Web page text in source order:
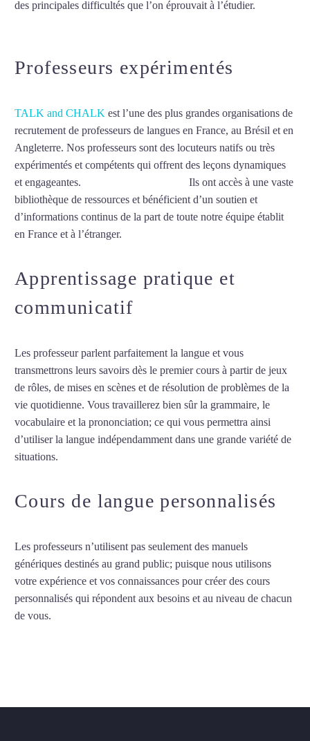
des principales difficultés que l’on éprouvait à l’étudier.
Professeurs expérimentés
TALK and CHALK est l’une des plus grandes organisations de
recrutement de professeurs de langues en France, au Brésil et en
Angleterre. Nos professeurs sont des locuteurs natifs ou très
expérimentés et compétents qui offrent des leçons dynamiques
et engageantes.
Ils ont accès à une vaste
bibliothèque de ressources et bénéficient d’un soutien et
d’informations continus de la part de toute notre équipe établit
en France et à l’étranger.
Apprentissage pratique et
communicatif
Les professeur parlent parfaitement la langue et vous
transmettrons leurs savoirs dès le premier cours à partir de jeux
de rôles, de mises en scènes et de résolution de problèmes de la
vie quotidienne. Vous travaillerez bien sûr la grammaire, le
vocabulaire et la prononciation; ce qui vous permettra ainsi
d’utiliser la langue indépendamment dans une grande variété de
situations.
Cours de langue personnalisés
Les professeurs n’utilisent pas seulement des manuels
génériques destinés au grand public; puisque nous utilisons
votre expérience et vos connaissances pour créer des cours
personnalisés qui répondent aux besoins et au niveau de chacun
de vous.